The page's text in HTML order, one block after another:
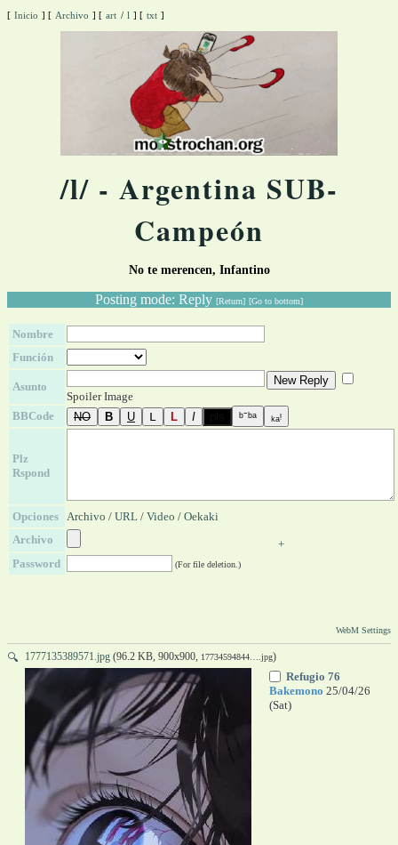
[ Inicio ] [ Archivo ] [ art / l ] [ txt ]
/l/ - Argentina SUB-
Campeón
No te merencen, Infantino
Posting mode: Reply [Return] [Go to bottom]
Nombre
Función
Asunto
Spoiler Image
BBCode
Plz
Rspond
Opciones Archivo / URL / Video / Oekaki
Archivo
+
Password
(For file deletion.)
WebM Settings
🔍 1777135389571.jpg (96.2 KB, 900x900, 17734594844….jpg)
Refugio 76
Bakemono 25/04/26
(Sat)